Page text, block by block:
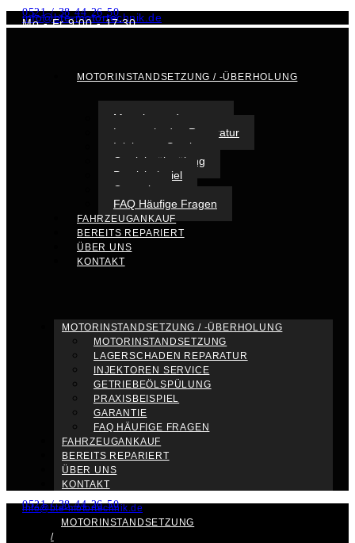
0521 / 38 44 26 50
info@bte-motortechnik.de
Mo - Fr 9:00 - 17:30
MOTORINSTANDSETZUNG / -ÜBERHOLUNG
Motorinstandsetzung
Lagerschaden Reparatur
Injektoren Service
Getriebeölspülung
Praxisbeispiel
Garantie
FAQ Häufige Fragen
FAHRZEUGANKAUF
BEREITS REPARIERT
ÜBER UNS
KONTAKT
MOTORINSTANDSETZUNG / -ÜBERHOLUNG
MOTORINSTANDSETZUNG
LAGERSCHADEN REPARATUR
INJEKTOREN SERVICE
GETRIEBEÖLSPÜLUNG
PRAXISBEISPIEL
GARANTIE
FAQ HÄUFIGE FRAGEN
FAHRZEUGANKAUF
BEREITS REPARIERT
ÜBER UNS
KONTAKT
0521 / 38 44 26 50
info@bte-motortechnik.de
MOTORINSTANDSETZUNG
/